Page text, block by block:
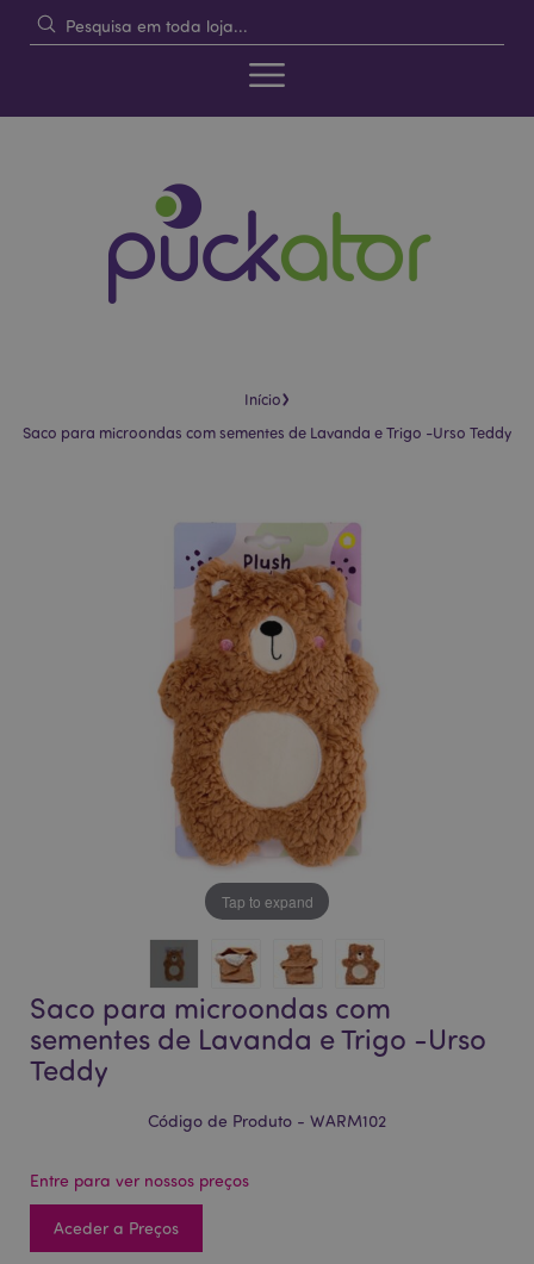
Início›
Saco para microondas com sementes de Lavanda e Trigo -Urso Teddy
Tap to expand
Saco para microondas com
sementes de Lavanda e Trigo -Urso
Teddy
Código de Produto - WARM102
Entre para ver nossos preços
Aceder a Preços